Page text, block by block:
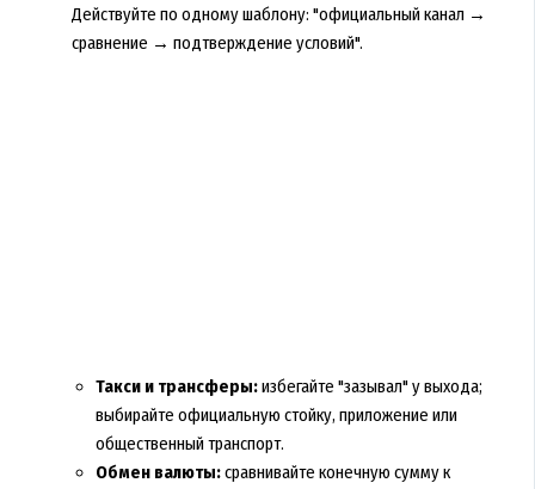
Действуйте по одному шаблону: "официальный канал →
сравнение → подтверждение условий".
Такси и трансферы:избегайте "зазывал" у выхода;
выбирайте официальную стойку, приложение или
общественный транспорт.
Обмен валюты:сравнивайте конечную сумму к